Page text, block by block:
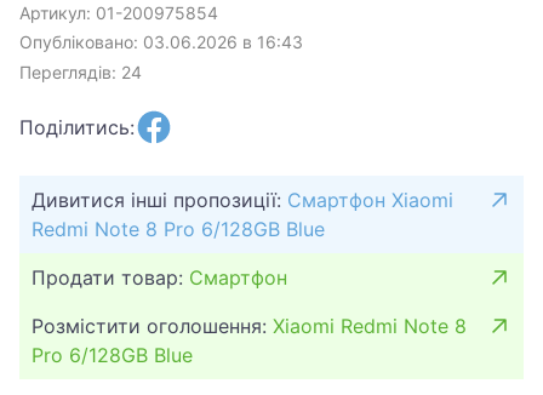
Артикул: 01-200975854
Опубліковано: 03.06.2026 в 16:43
Переглядів: 24
Поділитись:
Дивитися інші пропозиції: Смартфон Xiaomi
Redmi Note 8 Pro 6/128GB Blue
Продати товар: Смартфон
Розмістити оголошення: Xiaomi Redmi Note 8
Pro 6/128GB Blue